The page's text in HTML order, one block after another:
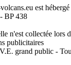
est hébergé
BP 438
n'est collectée lors
publicitaires
grand public -